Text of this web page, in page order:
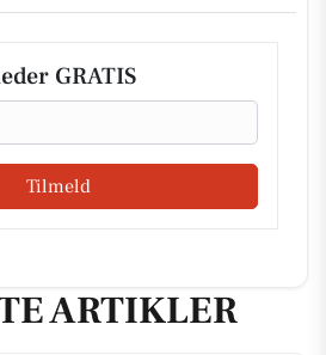
GRATIS
Tilmeld
ARTIKLER